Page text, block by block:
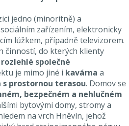
jedno (minoritně) a
zařízením, elektronicky
lůžkem, případně televizorem.
činností, do kterých klienty
rozlehlé společné
je mimo jiné i kavárna a
prostornou terasou. Domov se
bezpečném a nehlučném
bytovými domy, stromy a
na vrch Hněvín, jehož